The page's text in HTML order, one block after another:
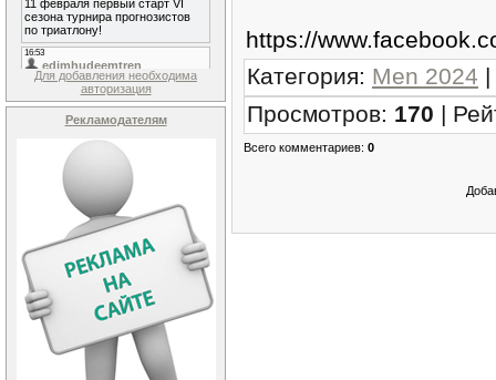
Для добавления необходима
авторизация
Рекламодателям
https://
Категория: Men 2024 |
Просмотров: 170 |
Всего комментариев: 0